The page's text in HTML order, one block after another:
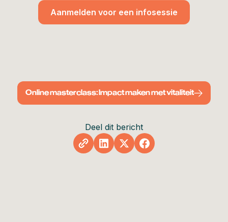
Aanmelden voor een infosessie
Online masterclass: Impact maken met vitaliteit
Deel dit bericht